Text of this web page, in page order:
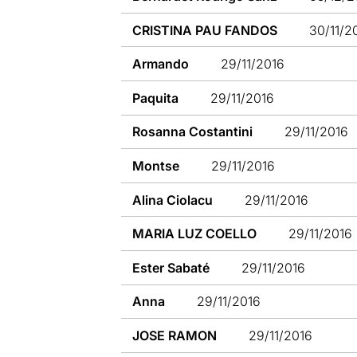
CRISTINA PAU FANDOS 30/11/
Armando 29/11/2016
Paquita 29/11/2016
Rosanna Costantini 29/11/2016
Montse 29/11/2016
Alina Ciolacu 29/11/2016
MARIA LUZ COELLO 29/11/2016
Ester Sabaté 29/11/2016
Anna 29/11/2016
JOSE RAMON 29/11/2016